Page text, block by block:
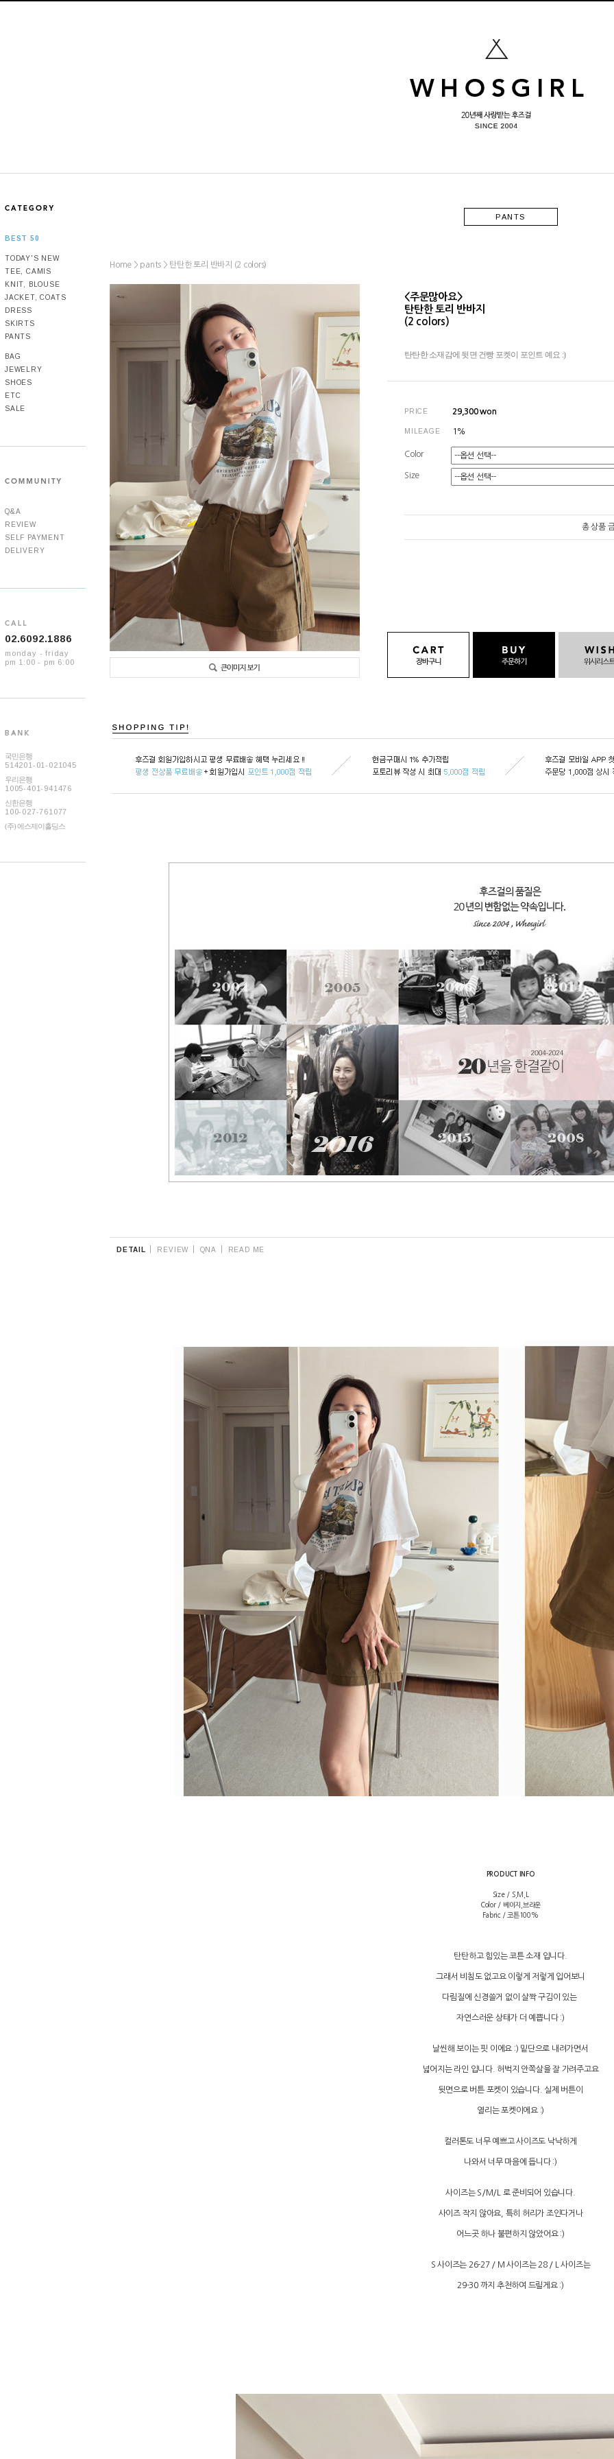
BEST 50
TODAY'S NEW
TEE, CAMIS
KNIT, BLOUSE
JACKET, COATS
DRESS
SKIRTS
PANTS
BAG
JEWELRY
SHOES
ETC
SALE
Q&A
REVIEW
SELF PAYMENT
DELIVERY
02.6092.1886
monday - friday
pm 1:00 - pm 6:00
국민은행
514201-01-021045
우리은행
1005-401-941476
신한은행
100-027-761077
(주) 에스제이홀딩스
PANTS
Home > pants > 탄탄한 토리 반바지 (2 colors)
<주문많아요>
탄탄한 토리 반바지
(2 colors)
탄탄한 소재감에 뒷면 건빵 포켓이 포인트 예요 :)
PRICE 29,300won
MILEAGE 1%
Color
Size
총 상품
DETAIL REVIEW QNA READ ME
PRODUCT INFO
Size / S,M,L
Color / 베이지,브라운
Fabric / 코튼100%
탄탄하고 힘있는 코튼 소재 입니다.
그래서 비침도 없고요 이렇게 저렇게 입어보니
다림질에 신경쓸거 없이 살짝 구김이 있는
자연스러운 상태가 더 예쁩니다 :)
날씬해 보이는 핏 이에요 :) 밑단으로 내려가면서
넓어지는 라인 입니다. 허벅지 안쪽살을 잘 가려주고요
뒷면으로 버튼 포켓이 있습니다. 실제 버튼이
열리는 포켓이에요 :)
컬러톤도 너무 예쁘고 사이즈도 낙낙하게
나와서 너무 마음에 듭니다 :)
사이즈는 S/M/L 로 준비되어 있습니다.
사이즈 작지 않아요, 특히 허리가 조인다거나
어느곳 하나 불편하지 않았어요 :)
S 사이즈는 26-27 / M 사이즈는 28 / L 사이즈는
29-30 까지 추천하여 드릴게요 :)